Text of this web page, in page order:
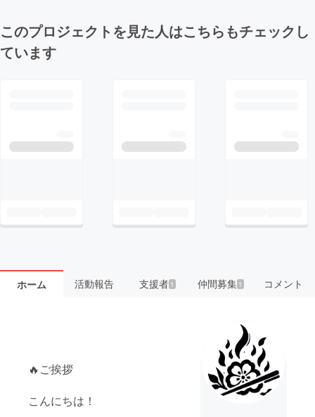
このプロジェクトを見た人はこちらもチェックし
ています
ホーム 活動報告 支援者 1 仲間募集 1 コメント
🔥ご挨拶
こんにちは！